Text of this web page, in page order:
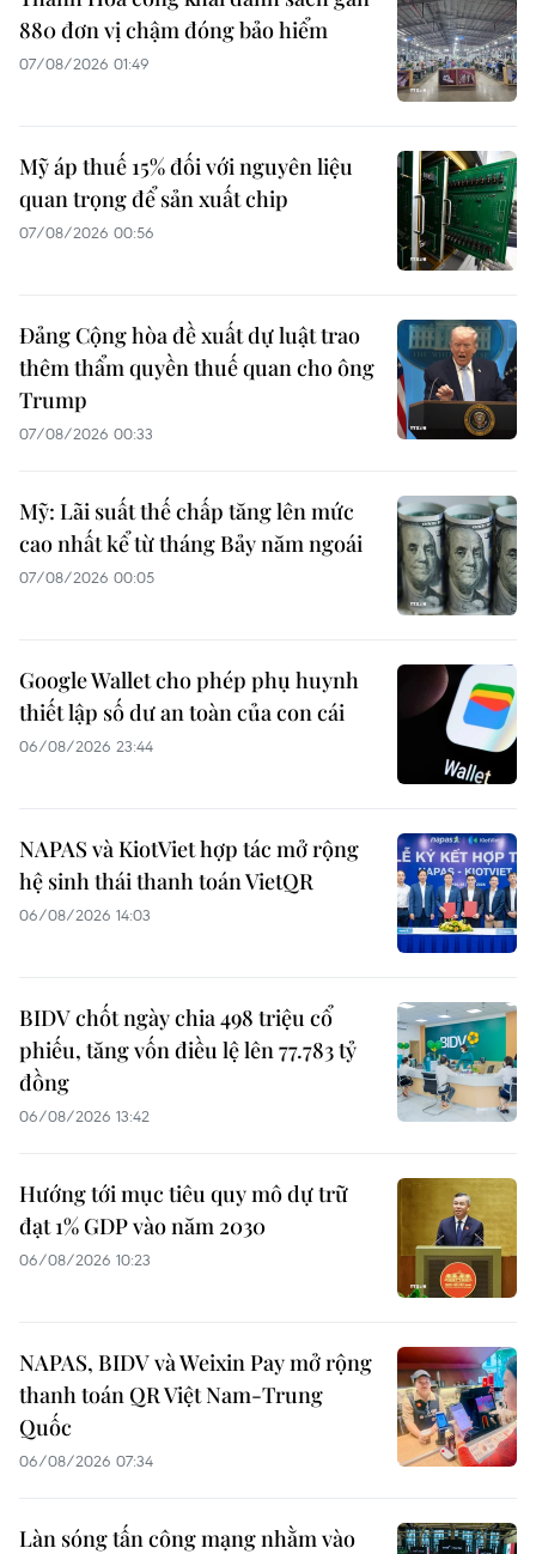
880 đơn vị chậm đóng bảo hiểm
07/08/2026 01:49
Mỹ áp thuế 15% đối với nguyên liệu
quan trọng để sản xuất chip
07/08/2026 00:56
Đảng Cộng hòa đề xuất dự luật trao
thêm thẩm quyền thuế quan cho ông
Trump
07/08/2026 00:33
Mỹ: Lãi suất thế chấp tăng lên mức
cao nhất kể từ tháng Bảy năm ngoái
07/08/2026 00:05
Google Wallet cho phép phụ huynh
thiết lập số dư an toàn của con cái
06/08/2026 23:44
NAPAS và KiotViet hợp tác mở rộng
hệ sinh thái thanh toán VietQR
06/08/2026 14:03
BIDV chốt ngày chia 498 triệu cổ
phiếu, tăng vốn điều lệ lên 77.783 tỷ
đồng
06/08/2026 13:42
Hướng tới mục tiêu quy mô dự trữ
đạt 1% GDP vào năm 2030
06/08/2026 10:23
NAPAS, BIDV và Weixin Pay mở rộng
thanh toán QR Việt Nam-Trung
Quốc
06/08/2026 07:34
Làn sóng tấn công mạng nhằm vào